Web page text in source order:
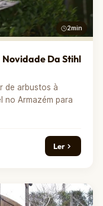
2min
Da Stihl
de arbustos à
no Armazém para
Ler